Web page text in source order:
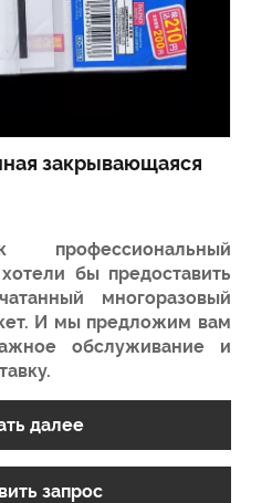
закрывающаяся
профессиональный
бы предоставить
многоразовый
И мы предложим вам
обслуживание и
далее
запрос